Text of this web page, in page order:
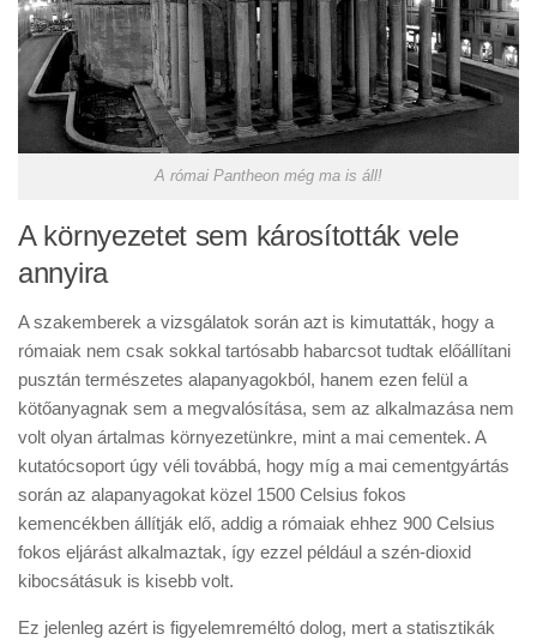
A római Pantheon még ma is áll!
A környezetet sem károsították vele
annyira
A szakemberek a vizsgálatok során azt is kimutatták, hogy a
rómaiak nem csak sokkal tartósabb habarcsot tudtak előállítani
pusztán természetes alapanyagokból, hanem ezen felül a
kötőanyagnak sem a megvalósítása, sem az alkalmazása nem
volt olyan ártalmas környezetünkre, mint a mai cementek. A
kutatócsoport úgy véli továbbá, hogy míg a mai cementgyártás
során az alapanyagokat közel 1500 Celsius fokos
kemencékben állítják elő, addig a rómaiak ehhez 900 Celsius
fokos eljárást alkalmaztak, így ezzel például a szén-dioxid
kibocsátásuk is kisebb volt.
Ez jelenleg azért is figyelemreméltó dolog, mert a statisztikák